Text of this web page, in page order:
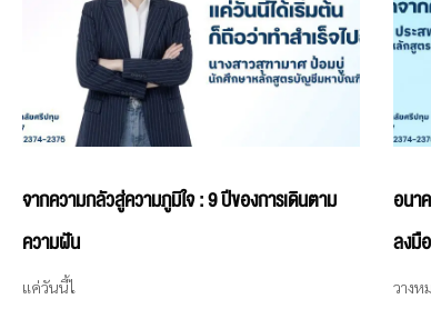
จากความกลัวสู่ความภูมิใจ : 9 ปีของการเดินตาม
ความฝัน
แค่วันนี้ไ
อนา
ลงมื
วางห